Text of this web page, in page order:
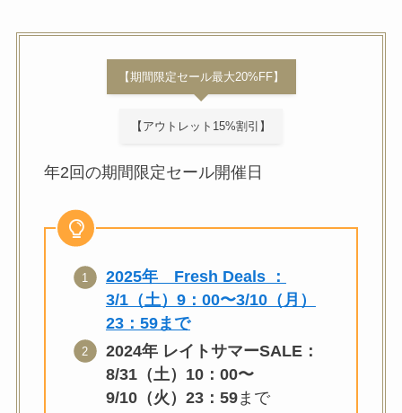
【期間限定セール最大20%FF】
【アウトレット15%割引】
年2回の期間限定セール開催日
2025年 Fresh Deals ：
3/1（土）9：00〜3/10（月）
23：59まで
2024年 レイトサマーSALE：
8/31（土）10：00〜
9/10（火）23：59まで